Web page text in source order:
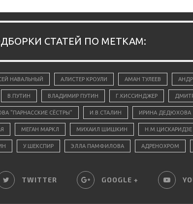
СТАТЕЙ ПО МЕТКАМ:
НАВАЛЬНЫЙ АЛИСТЕР КРОУЛИ АМАН ТУЛЕЕВ
В.ПУТИН ВЛАДИМИР ПУТИН Г.КИССИНДЖЕР
"ПАРНАССКИЕ СЁСТРЫ" И.В.СТАЛИН ИРИНА ДЕДЮХОВА
МЕГАН МАРКЛ МИХАИЛ ШИШКИН Н.М.ЦИСКАРИДЗЕ
У.ШЕКСПИР ЭЛЛА ПАМФИЛОВА АДРЕНОХРОМ
TWITTER GOOGLE +